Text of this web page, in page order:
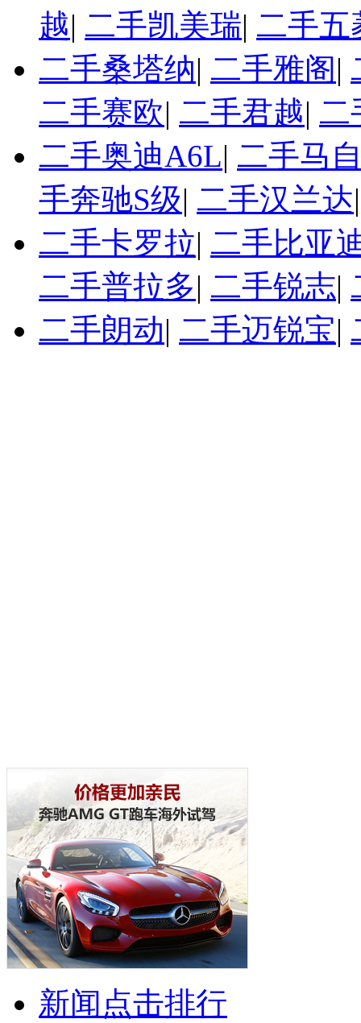
越| 二手凯美瑞| 二手五
二手桑塔纳| 二手雅阁|
二手赛欧| 二手君越| 二
二手奥迪A6L| 二手马
手奔驰S级| 二手汉兰达
二手卡罗拉| 二手比亚
二手普拉多| 二手锐志|
二手朗动| 二手迈锐宝|
新闻点击排行